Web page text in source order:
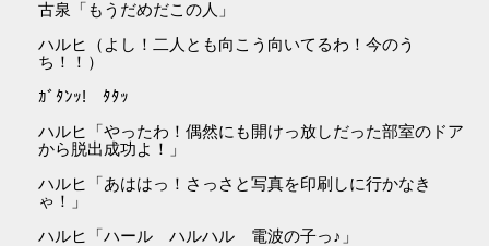
古泉「もうだめだこの人」
ハルヒ（よし！二人とも向こう向いてるわ！今のう
ち！！）
ｶﾞﾀﾝｯ! ﾀﾀｯ
ハルヒ「やったわ！偶然にも開けっ放しだった部室のドア
から脱出成功よ！」
ハルヒ「あははっ！さっさと写真を印刷しに行かなき
ゃ！」
ハルヒ「ハール ハルハル 電波の子っ♪」